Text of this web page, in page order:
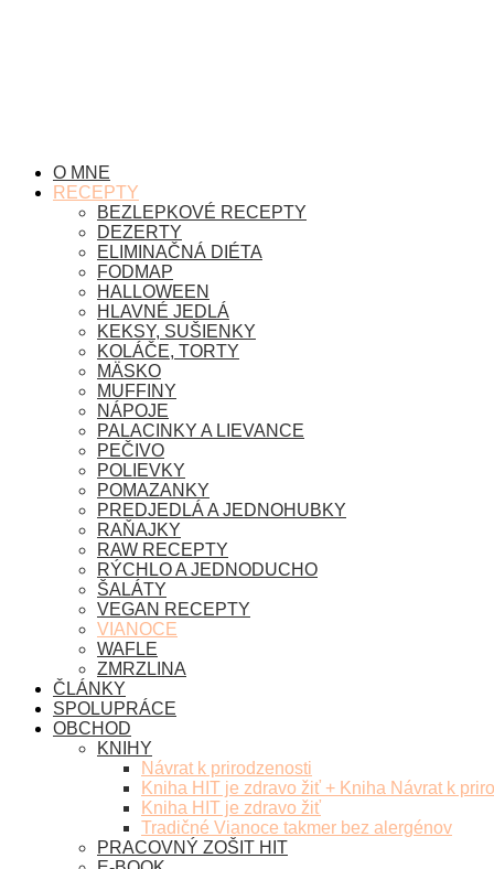
O MNE
RECEPTY
BEZLEPKOVÉ RECEPTY
DEZERTY
ELIMINAČNÁ DIÉTA
FODMAP
HALLOWEEN
HLAVNÉ JEDLÁ
KEKSY, SUŠIENKY
KOLÁČE, TORTY
MÄSKO
MUFFINY
NÁPOJE
PALACINKY A LIEVANCE
PEČIVO
POLIEVKY
POMAZANKY
PREDJEDLÁ A JEDNOHUBKY
RAŇAJKY
RAW RECEPTY
RÝCHLO A JEDNODUCHO
ŠALÁTY
VEGAN RECEPTY
VIANOCE
WAFLE
ZMRZLINA
ČLÁNKY
SPOLUPRÁCE
OBCHOD
KNIHY
Návrat k prirodzenosti
Kniha HIT je zdravo žiť + Kniha Návrat k
Kniha HIT je zdravo žiť
Tradičné Vianoce takmer bez alergénov
PRACOVNÝ ZOŠIT HIT